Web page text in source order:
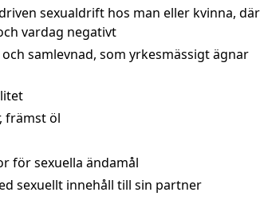
sexualdrift hos man eller kvinna, där
vardag negativt
samlevnad, som yrkesmässigt ägnar
främst öl
för sexuella ändamål
sexuellt innehåll till sin partner